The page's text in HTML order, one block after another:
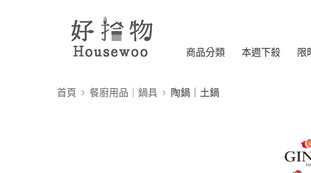
商品分類 本週下殺 限
首頁 餐廚用品｜鍋具 陶鍋｜土鍋